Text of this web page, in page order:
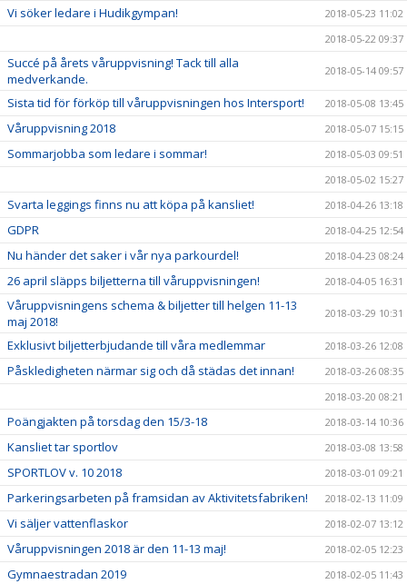
Vi söker ledare i Hudikgympan!
2018-05-23 11:02
2018-05-22 09:37
Succé på årets våruppvisning! Tack till alla
medverkande.
2018-05-14 09:57
Sista tid för förköp till våruppvisningen hos Intersport! 2018-05-08 13:45
Våruppvisning 2018 2018-05-07 15:15
Sommarjobba som ledare i sommar!
2018-05-03 09:51
2018-05-02 15:27
Svarta leggings finns nu att köpa på kansliet! 2018-04-26 13:18
GDPR 2018-04-25 12:54
Nu händer det saker i vår nya parkourdel! 2018-04-23 08:24
26 april släpps biljetterna till våruppvisningen! 2018-04-05 16:31
Våruppvisningens schema & biljetter till helgen 11-13
maj 2018!
2018-03-29 10:31
Exklusivt biljetterbjudande till våra medlemmar 2018-03-26 12:08
Påskledigheten närmar sig och då städas det innan!
2018-03-26 08:35
2018-03-20 08:21
Poängjakten på torsdag den 15/3-18 2018-03-14 10:36
Kansliet tar sportlov 2018-03-08 13:58
SPORTLOV v. 10 2018 2018-03-01 09:21
Parkeringsarbeten på framsidan av Aktivitetsfabriken! 2018-02-13 11:09
Vi säljer vattenflaskor 2018-02-07 13:12
Våruppvisningen 2018 är den 11-13 maj! 2018-02-05 12:23
Gymnaestradan 2019 2018-02-05 11:43